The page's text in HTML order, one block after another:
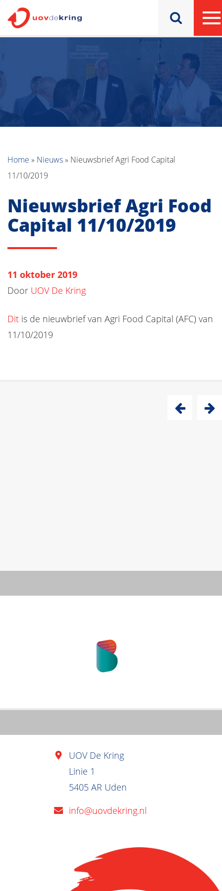
Home » Nieuws» Nieuwsbrief Agri Food Capital
11/10/2019
Nieuwsbrief Agri Food
Capital 11/10/2019
11 oktober 2019
Door UOV De Kring
Dit is de nieuwbrief van Agri Food Capital (AFC) van
11/10/2019
UOV De Kring
Linie 1
5405 AR Uden
info@uovdekring.nl